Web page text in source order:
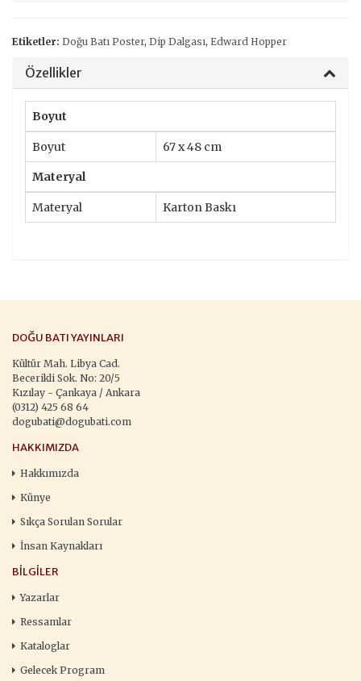
Etiketler: Doğu Batı Poster, Dip Dalgası, Edward Hopper
Özellikler
Boyut
Boyut 67 x 48 cm
Materyal
Materyal Karton Baskı
DOĞU BATI YAYINLARI
Kültür Mah. Libya Cad.
Becerikli Sok. No: 20/5
Kızılay - Çankaya / Ankara
(0312) 425 68 64
dogubati@dogubati.com
HAKKIMIZDA
Hakkımızda
Künye
Sıkça Sorulan Sorular
İnsan Kaynakları
BILGILER
Yazarlar
Ressamlar
Kataloglar
Gelecek Program